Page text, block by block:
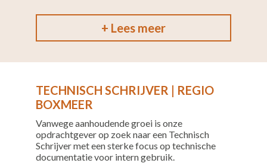
+ Lees meer
TECHNISCH SCHRIJVER | REGIO
BOXMEER
Vanwege aanhoudende groei is onze
opdrachtgever op zoek naar een Technisch
Schrijver met een sterke focus op technische
documentatie voor intern gebruik.